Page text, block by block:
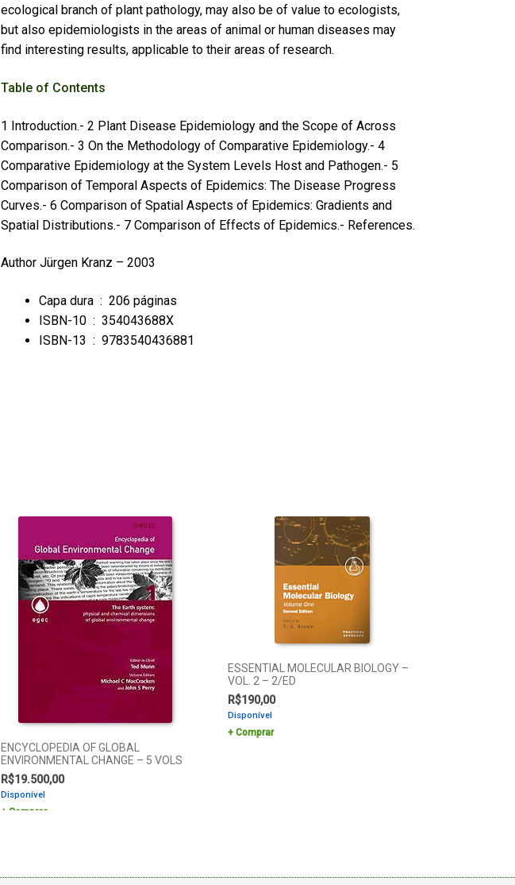
ecological branch of plant pathology,may also be of value to ecologists,
but also epidemiologists in the areas of animal or human diseases may
find interesting results, applicable to their areas of research.
Table of Contents
1 Introduction.- 2 Plant Disease Epidemiology and the Scope of Across
Comparison.- 3 On the Methodology of Comparative Epidemiology.- 4
Comparative Epidemiology at the System Levels Host and Pathogen.- 5
Comparison of Temporal Aspects of Epidemics: The Disease Progress
Curves.- 6 Comparison of Spatial Aspects of Epidemics: Gradients and
Spatial Distributions.- 7 Comparison of Effects of Epidemics.- References.
Author Jürgen Kranz – 2003
Capa dura ‏ : ‎ 206 páginas
ISBN-10 ‏ : ‎ 354043688X
ISBN-13 ‏ : ‎ 9783540436881
ENCYCLOPEDIA OF GLOBAL
ENVIRONMENTAL CHANGE – 5 VOLS
R$19.500,00
Disponível
Comprar
ESSENTIAL MOLECULAR BIOLOGY –
VOL. 2 – 2/ED
R$190,00
Disponível
Comprar